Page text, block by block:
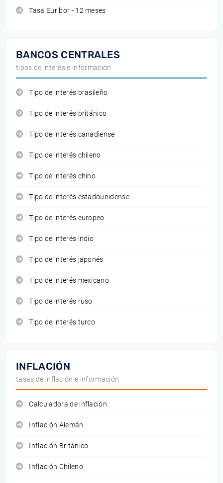
Tasa Euribor - 12 meses
BANCOS CENTRALES
tipos de interés e información
Tipo de interés brasileño
Tipo de interés británico
Tipo de interés canadiense
Tipo de interés chileno
Tipo de interés chino
Tipo de interés estadounidense
Tipo de interés europeo
Tipo de interés indio
Tipo de interés japonés
Tipo de interés mexicano
Tipo de interés ruso
Tipo de interés turco
INFLACIÓN
tasas de inflación e información
Calculadora de inflación
Inflación Alemán
Inflación Británico
Inflación Chileno